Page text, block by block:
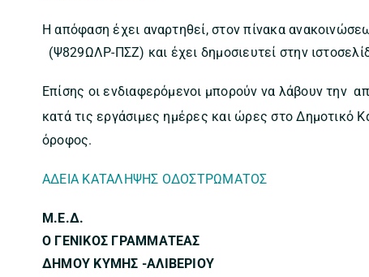
Η απόφαση έχει αναρτηθεί, στον πίνακα
(Ψ829ΩΛΡ-ΠΣΖ) και έχει δημοσιευτεί στην
Επίσης οι ενδιαφερόμενοι μπορούν να λάβουν την
κατά τις εργάσιμες ημέρες και ώρες στο Δημοτικό
όροφος.
ΑΔΕΙΑ ΚΑΤΑΛΗΨΗΣ ΟΔΟΣΤΡΩΜΑΤΟΣ
Μ.Ε.Δ.
Ο ΓΕΝΙΚΟΣ ΓΡΑΜΜΑΤΕΑΣ
ΔΗΜΟΥ ΚΥΜΗΣ -ΑΛΙΒΕΡΙΟΥ